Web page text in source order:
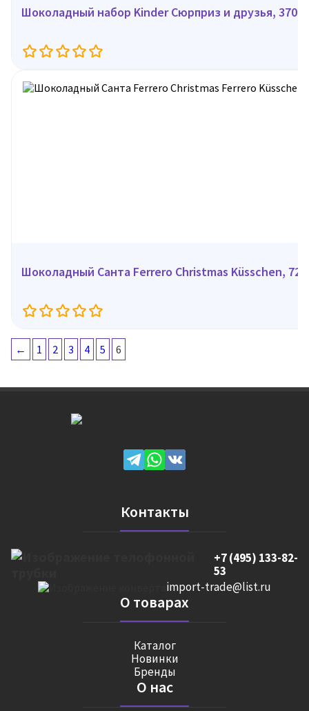
Шоколадный набор Kinder Сюрприз и друзья, 370 г
Шоколадный Санта Ferrero Christmas Küsschen, 72 г
← 1 2 3 4 5 6
Контакты
+7 (495) 133-82-
53
import-trade@list.ru
О товарах
Каталог
Новинки
Бренды
О нас